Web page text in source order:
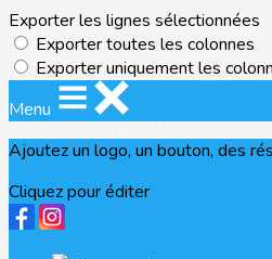
Exporter les lignes sélectionnées
Exporter toutes les colonnes
Exporter uniquement les
Menu
Ajoutez un logo, un bouton, des
Cliquez pour éditer